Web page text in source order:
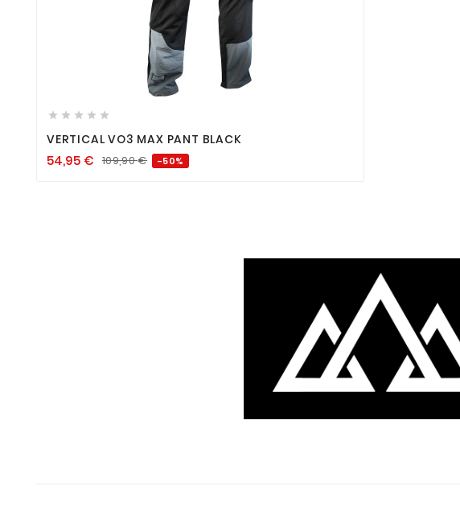
   
    
VERTICAL VO3 MAX PANT BLACK
54,95 € 109,90€ -50%